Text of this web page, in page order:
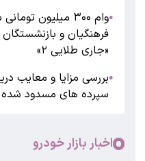
●
وام ۳۰۰ میلیون
فرهنگیان و
«جاری طلایی ۲»
●بررسی مزایا و معایب
سپرده های مسدود شده
اخبار بازار خودرو